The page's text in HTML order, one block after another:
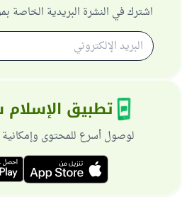
اشترك في النشرة البريدية الخاصة
تطبيق
لوصول أسرع للمحتوى